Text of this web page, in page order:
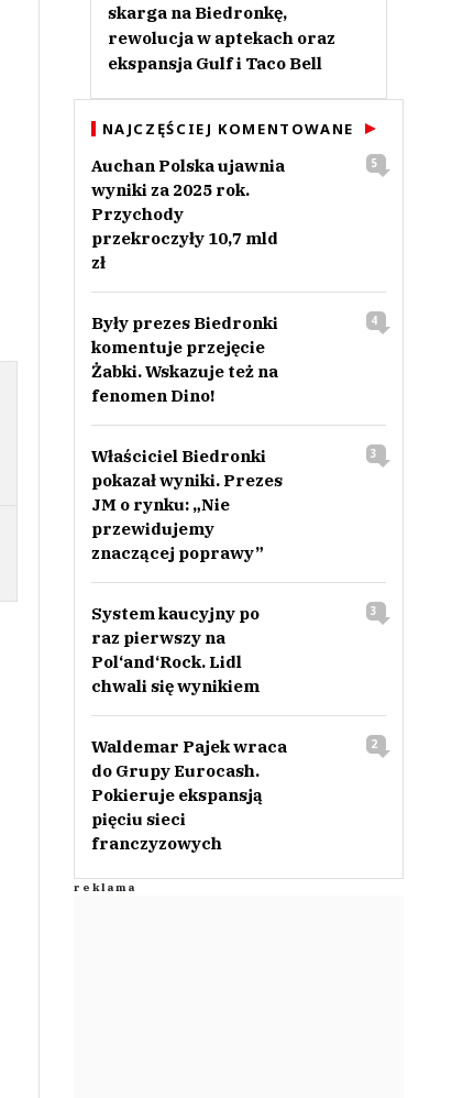
skarga na Biedronkę,
rewolucja w aptekach oraz
ekspansja Gulf i Taco Bell
NAJCZĘŚCIEJ KOMENTOWANE
Auchan Polska ujawnia
wyniki za 2025 rok.
Przychody
przekroczyły 10,7 mld
zł
5
Były prezes Biedronki
komentuje przejęcie
Żabki. Wskazuje też na
fenomen Dino!
4
Właściciel Biedronki
pokazał wyniki. Prezes
JM o rynku: „Nie
przewidujemy
znaczącej poprawy”
3
System kaucyjny po
raz pierwszy na
Pol‘and‘Rock. Lidl
chwali się wynikiem
3
Waldemar Pajek wraca
do Grupy Eurocash.
Pokieruje ekspansją
pięciu sieci
franczyzowych
2